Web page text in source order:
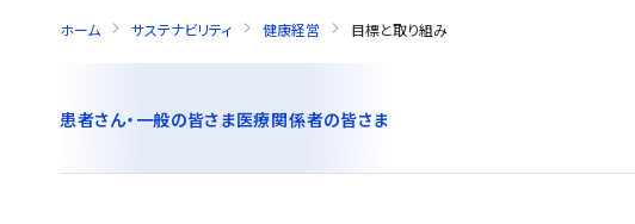
ホーム サステナビリティ 健康経営 目標と取り組み
患者さん・一般の皆さま医療関係者の皆さま